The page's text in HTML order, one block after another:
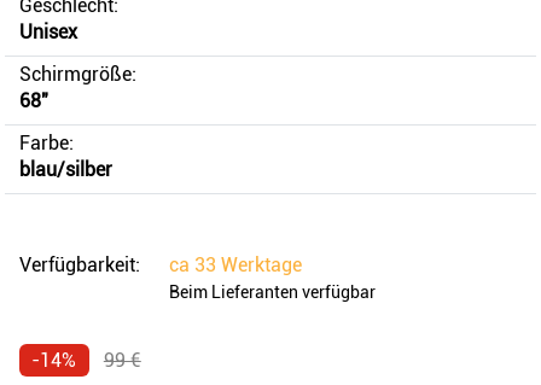
Geschlecht:
Unisex
Schirmgröße:
68"
Farbe:
blau/silber
Verfügbarkeit: ca 33 Werktage
Beim Lieferanten verfügbar
-14% 99 €